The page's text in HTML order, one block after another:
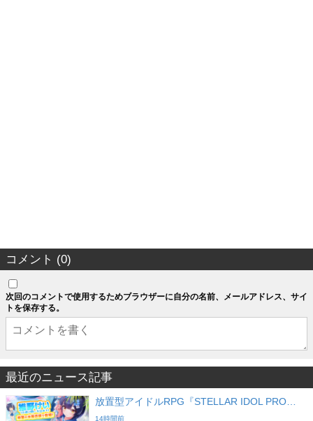
コメント (0)
次回のコメントで使用するためブラウザーに自分の名前、メールアドレス、サイ
トを保存する。
最近のニュース記事
放置型アイドルRPG『STELLAR IDOL PRO…
14時間前